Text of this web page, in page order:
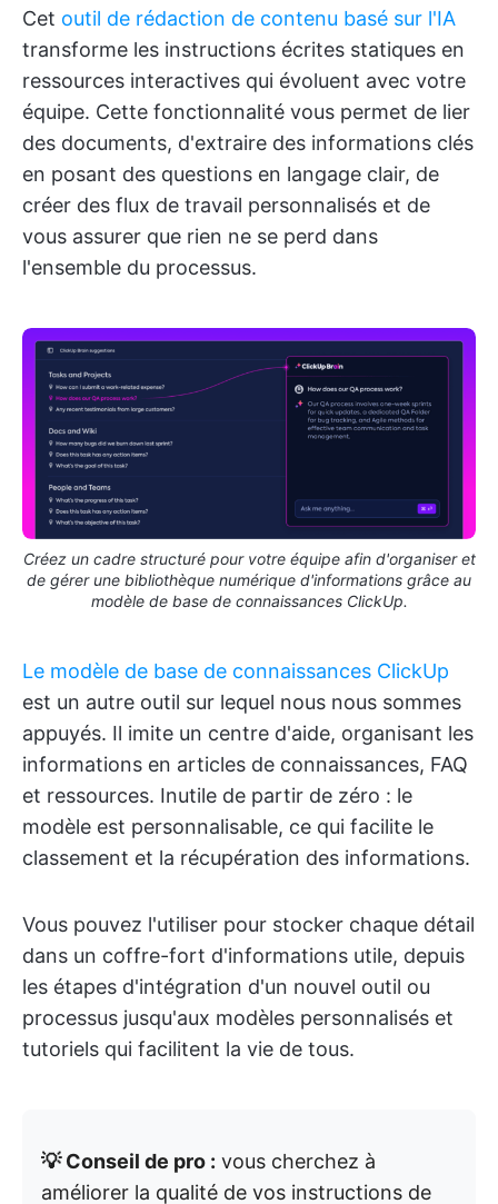
Cet outil de rédaction de contenu basé sur l'IA
transforme les instructions écrites statiques en
ressources interactives qui évoluent avec votre
équipe. Cette fonctionnalité vous permet de lier
des documents, d'extraire des informations clés
en posant des questions en langage clair, de
créer des flux de travail personnalisés et de
vous assurer que rien ne se perd dans
l'ensemble du processus.
Créez un cadre structuré pour votre équipe afin d'organiser et
de gérer une bibliothèque numérique d'informations grâce au
modèle de base de connaissances ClickUp.
Le modèle de base de connaissances ClickUp
est un autre outil sur lequel nous nous sommes
appuyés. Il imite un centre d'aide, organisant les
informations en articles de connaissances, FAQ
et ressources. Inutile de partir de zéro : le
modèle est personnalisable, ce qui facilite le
classement et la récupération des informations.
Vous pouvez l'utiliser pour stocker chaque détail
dans un coffre-fort d'informations utile, depuis
les étapes d'intégration d'un nouvel outil ou
processus jusqu'aux modèles personnalisés et
tutoriels qui facilitent la vie de tous.
💡 Conseil de pro : vous cherchez à
améliorer la qualité de vos instructions de